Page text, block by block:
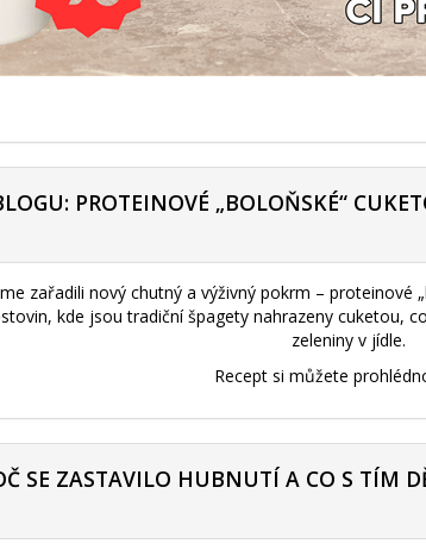
PROTEINOVÉ „BOLOŇSKÉ“
zařadili nový chutný a výživný pokrm –
kde jsou tradiční špagety nahrazeny cuketou,
zeleniny v jídle.
Recept si můžete
SE ZASTAVILO HUBNUTÍ A CO S TÍM